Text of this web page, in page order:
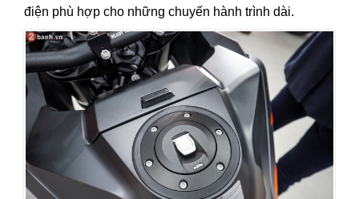
điện phù hợp cho những chuyến hành trình dài.